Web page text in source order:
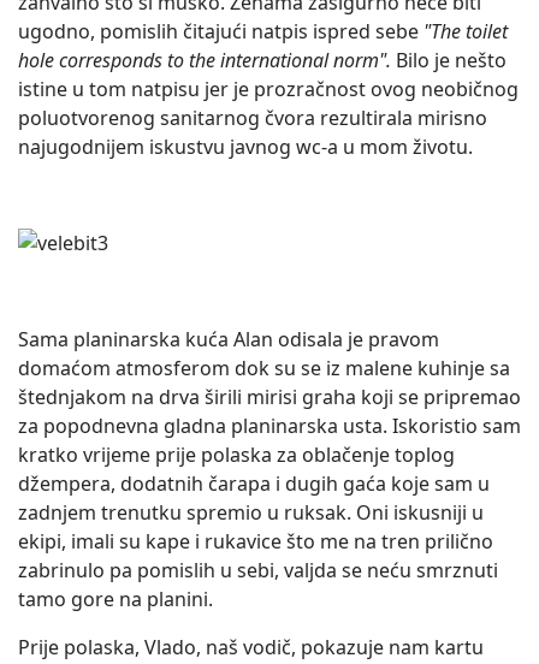
ugodno, pomislih čitajući natpis ispred sebe "The toilet
hole corresponds to the international norm". Bilo je nešto
istine u tom natpisu jer je prozračnost ovog neobičnog
poluotvorenog sanitarnog čvora rezultirala mirisno
najugodnijem iskustvu javnog wc-a u mom životu.
Sama planinarska kuća Alan odisala je pravom
domaćom atmosferom dok su se iz malene kuhinje sa
štednjakom na drva širili mirisi graha koji se pripremao
za popodnevna gladna planinarska usta. Iskoristio sam
kratko vrijeme prije polaska za oblačenje toplog
džempera, dodatnih čarapa i dugih gaća koje sam u
zadnjem trenutku spremio u ruksak. Oni iskusniji u
ekipi, imali su kape i rukavice što me na tren prilično
zabrinulo pa pomislih u sebi, valjda se neću smrznuti
tamo gore na planini.
Prije polaska, Vlado, naš vodič, pokazuje nam kartu